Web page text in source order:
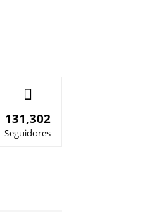
131,302
Seguidores